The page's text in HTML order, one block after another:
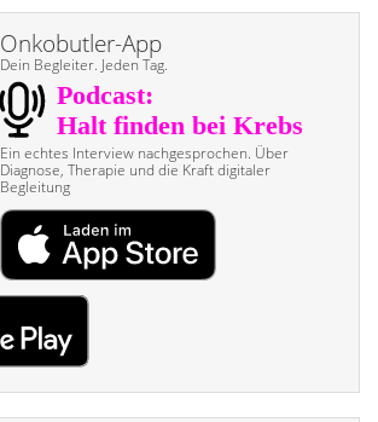
Onkobutler-App
Dein Begleiter. Jeden Tag.
Ein echtes Interview nach­gesprochen. Über
Diagnose, Therapie und die Kraft digitaler
Begleitung